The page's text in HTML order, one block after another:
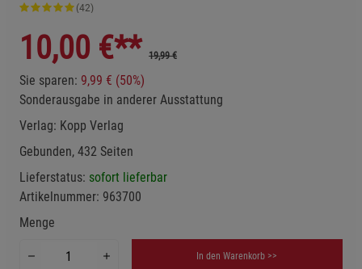
(42)
10,00 €** 19,99 €
Sie sparen: 9,99 € (50%)
Sonderausgabe in anderer Ausstattung
Verlag: Kopp Verlag
Gebunden, 432 Seiten
Lieferstatus: sofort lieferbar
Artikelnummer: 963700
Menge
In den Warenkorb >>